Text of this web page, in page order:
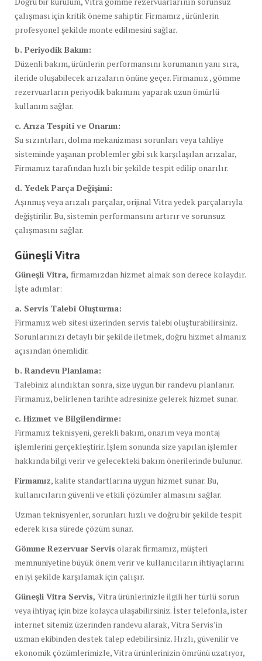
çalışması için kritik öneme sahiptir. Firmamız , ürünlerin
profesyonel şekilde monte edilmesini sağlar.
b. Periyodik Bakım:
Düzenli bakım, ürünlerin performansını korumanın yanı sıra,
ileride oluşabilecek arızaların önüne geçer. Firmamız , gömme
rezervuarların periyodik bakımını yaparak uzun ömürlü
kullanım sağlar.
c. Arıza Tespiti ve Onarım:
Su sızıntıları, dolma mekanizması sorunları veya tahliye
sisteminde yaşanan problemler gibi sık karşılaşılan arızalar,
Firmamız tarafından hızlı bir şekilde tespit edilip onarılır.
d. Yedek Parça Değişimi:
Aşınmış veya arızalı parçalar, orijinal Vitra yedek parçalarıyla
değiştirilir. Bu, sistemin performansını artırır ve sorunsuz
çalışmasını sağlar.
Güneşli Vitra
Güneşli Vitra, firmamızdan hizmet almak son derece kolaydır.
İşte adımlar:
a. Servis Talebi Oluşturma:
Firmamız web sitesi üzerinden servis talebi oluşturabilirsiniz.
Sorunlarınızı detaylı bir şekilde iletmek, doğru hizmet almanız
açısından önemlidir.
b. Randevu Planlama:
Talebiniz alındıktan sonra, size uygun bir randevu planlanır.
Firmamız, belirlenen tarihte adresinize gelerek hizmet sunar.
c. Hizmet ve Bilgilendirme:
Firmamız teknisyeni, gerekli bakım, onarım veya montaj
işlemlerini gerçekleştirir. İşlem sonunda size yapılan işlemler
hakkında bilgi verir ve gelecekteki bakım önerilerinde bulunur.
Firmamız, kalite standartlarına uygun hizmet sunar. Bu,
kullanıcıların güvenli ve etkili çözümler almasını sağlar.
Uzman teknisyenler, sorunları hızlı ve doğru bir şekilde tespit
ederek kısa sürede çözüm sunar.
Gömme Rezervuar Servis olarak firmamız, müşteri
memnuniyetine büyük önem verir ve kullanıcıların ihtiyaçlarını
en iyi şekilde karşılamak için çalışır.
Güneşli Vitra Servis, Vitra ürünlerinizle ilgili her türlü sorun
veya ihtiyaç için bize kolayca ulaşabilirsiniz. İster telefonla, ister
internet sitemiz üzerinden randevu alarak, Vitra Servis’in
uzman ekibinden destek talep edebilirsiniz. Hızlı, güvenilir ve
ekonomik çözümlerimizle, Vitra ürünlerinizin ömrünü uzatıyor,